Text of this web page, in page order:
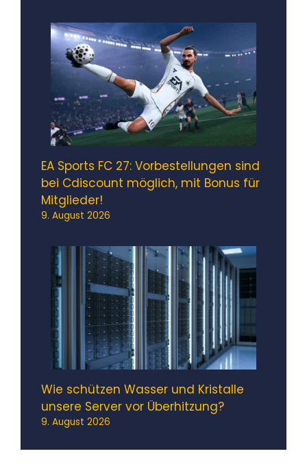
EA Sports FC 27: Vorbestellungen sind
bei Cdiscount möglich, mit Bonus für
Mitglieder!
9. August 2026
Wie schützen Wasser und Kristalle
unsere Server vor Überhitzung?
9. August 2026